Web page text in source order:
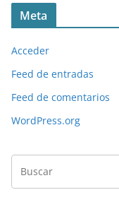
Meta
Acceder
Feed de entradas
Feed de comentarios
WordPress.org